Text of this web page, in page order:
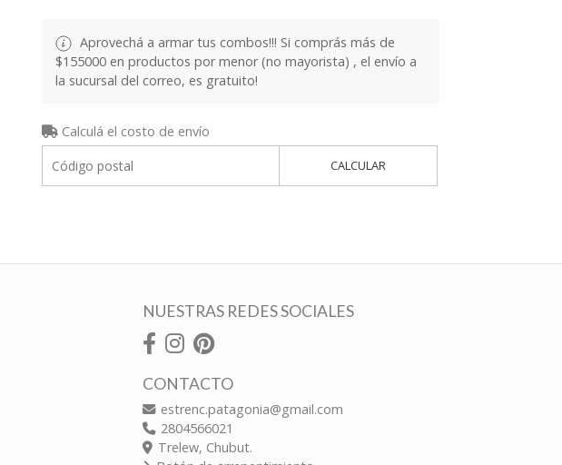
Aprovechá a armar tus combos!!! Si comprás más de
$155000 en productos por menor (no mayorista) , el envío a
la sucursal del correo, es gratuito!
Calculá el costo de envío
CALCULAR
NUESTRAS REDES SOCIALES
CONTACTO
estrenc.patagonia@gmail.com
2804566021
Trelew, Chubut.